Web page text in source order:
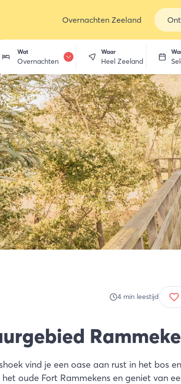
Overnachten Zeeland
Wat
Overnachten
Overnachten
Eten & drinken
Activiteiten
Winkelen
Zeeland ontdekken
Waar
Heel Zeeland
vind je een oase aan rust in het bos
oude Fort Rammekens en geniet van
4min leestijd